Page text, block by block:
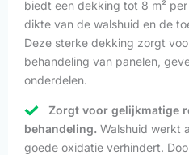
biedt een dekking tot 8 m²
dikte van de walshuid en de
Deze sterke dekking zorgt
behandeling van panelen,
onderdelen.
Zorgt voor gelijkmatige
behandeling. Walshuid werkt
goede oxidatie verhindert.